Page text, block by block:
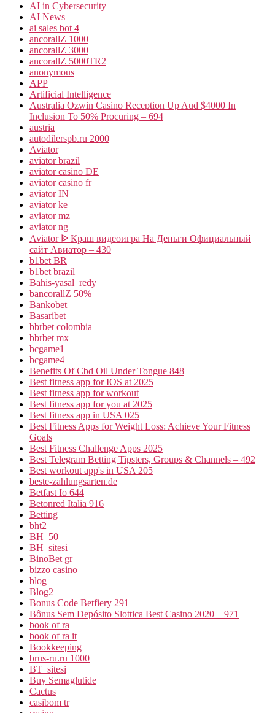
AI in Cybersecurity
AI News
ai sales bot 4
ancorallZ 1000
ancorallZ 3000
ancorallZ 5000TR2
anonymous
APP
Artificial Intelligence
Australia Ozwin Casino Reception Up Aud $4000 In
Inclusion To 50% Procuring – 694
austria
autodilerspb.ru 2000
Aviator
aviator brazil
aviator casino DE
aviator casino fr
aviator IN
aviator ke
aviator mz
aviator ng
Aviator ᐉ Краш видеоигра На Деньги Официальный
сайт Авиатор – 430
b1bet BR
b1bet brazil
Bahis-yasal_redy
bancorallZ 50%
Bankobet
Basaribet
bbrbet colombia
bbrbet mx
bcgame1
bcgame4
Benefits Of Cbd Oil Under Tongue 848
Best fitness app for IOS at 2025
Best fitness app for workout
Best fitness app for you at 2025
Best fitness app in USA 025
Best Fitness Apps for Weight Loss: Achieve Your Fitness
Goals
Best Fitness Challenge Apps 2025
Best Telegram Betting Tipsters, Groups & Channels – 492
Best workout app's in USA 205
beste-zahlungsarten.de
Betfast Io 644
Betonred Italia 916
Betting
bht2
BH_50
BH_sitesi
BinoBet gr
bizzo casino
blog
Blog2
Bonus Code Betfiery 291
Bônus Sem Depósito Slottica Best Casino 2020 – 971
book of ra
book of ra it
Bookkeeping
brus-ru.ru 1000
BT_sitesi
Buy Semaglutide
Cactus
casibom tr